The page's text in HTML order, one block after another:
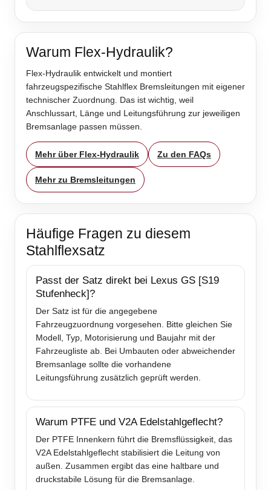
Warum Flex-Hydraulik?
Flex-Hydraulik entwickelt und montiert
fahrzeugspezifische Stahlflex Bremsleitungen mit eigener
technischer Zuordnung. Das ist wichtig, weil
Anschlussart, Länge und Leitungsführung zur jeweiligen
Bremsanlage passen müssen.
Mehr über Flex-Hydraulik Zu den FAQs
Mehr zu Bremsleitungen
Häufige Fragen zu diesem
Stahlflexsatz
Passt der Satz direkt bei Lexus GS [S19
Stufenheck]?
Der Satz ist für die angegebene
Fahrzeugzuordnung vorgesehen. Bitte gleichen Sie
Modell, Typ, Motorisierung und Baujahr mit der
Fahrzeugliste ab. Bei Umbauten oder abweichender
Bremsanlage sollte die vorhandene
Leitungsführung zusätzlich geprüft werden.
Warum PTFE und V2A Edelstahlgeflecht?
Der PTFE Innenkern führt die Bremsflüssigkeit, das
V2A Edelstahlgeflecht stabilisiert die Leitung von
außen. Zusammen ergibt das eine haltbare und
druckstabile Lösung für die Bremsanlage.